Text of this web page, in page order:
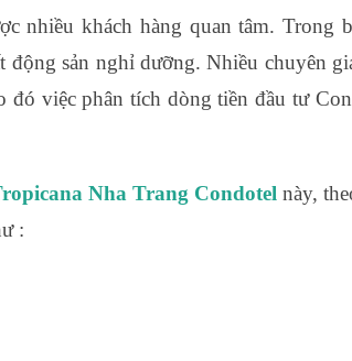
nhiều khách hàng quan tâm. Trong
sản nghỉ dưỡng. Nhiều chuyên
việc phân tích dòng tiền đầu tư
Nha Trang Condotel này,
: